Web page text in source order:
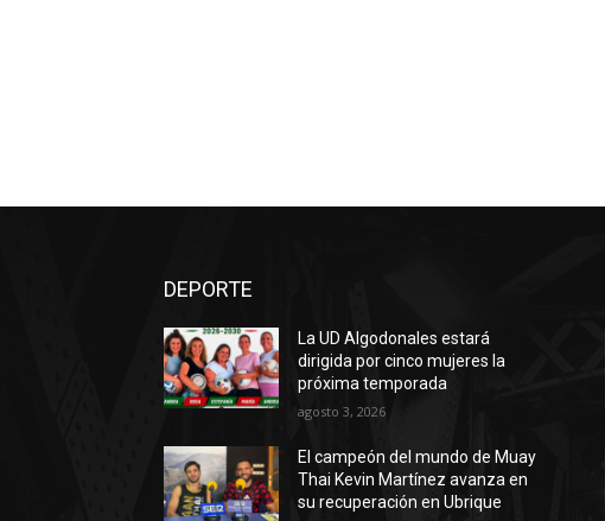
DEPORTE
La UD Algodonales estará
dirigida por cinco mujeres la
próxima temporada
agosto 3, 2026
El campeón del mundo de Muay
Thai Kevin Martínez avanza en
su recuperación en Ubrique